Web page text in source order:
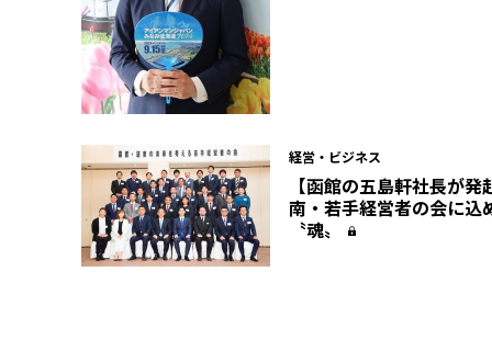
経営・ビジネス
【函館の五島軒社長が発
南・若手経営者の会に込
〝魂〟